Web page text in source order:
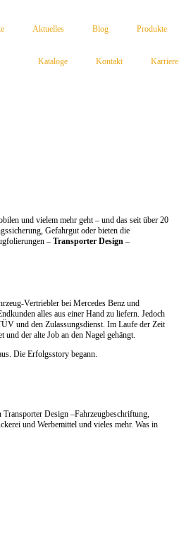
Aktuelles Blog Produkte
Kataloge Kontakt Karriere
und vielem mehr geht – und das seit über 20
Gefahrgut oder bieten die
– Transporter Design –
Vertriebler bei Mercedes Benz und
alles aus einer Hand zu liefern. Jedoch
und den Zulassungsdienst. Im Laufe der Zeit
der alte Job an den Nagel gehängt.
Die Erfolgsstory begann.
Design –Fahrzeugbeschriftung,
und Werbemittel und vieles mehr. Was in